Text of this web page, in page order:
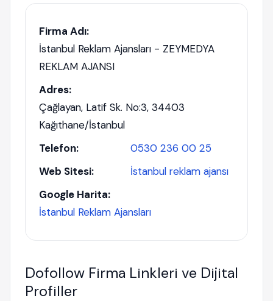
Firma Adı:
İstanbul Reklam Ajansları - ZEYMEDYA
REKLAM AJANSI
Adres:
Çağlayan, Latif Sk. No:3, 34403
Kağıthane/İstanbul
Telefon:
0530 236 00 25
Web Sitesi:
İstanbul reklam ajansı
Google Harita:
İstanbul Reklam Ajansları
Dofollow Firma Linkleri ve Dijital
Profiller